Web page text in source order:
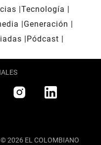
Tecnología
Generación
Pódcast
© 2026 EL COLOMBIANO